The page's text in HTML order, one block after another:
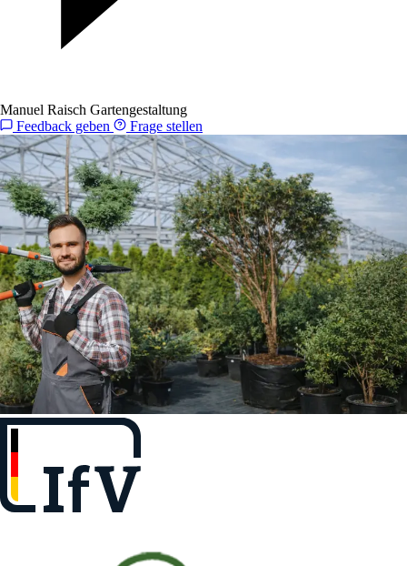
Manuel Raisch Gartengestaltung
Feedback geben
Frage stellen